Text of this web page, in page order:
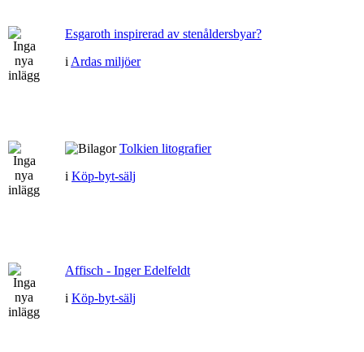
Esgaroth inspirerad av stenåldersbyar?
i Ardas miljöer
Tolkien litografier
i Köp-byt-sälj
Affisch - Inger Edelfeldt
i Köp-byt-sälj